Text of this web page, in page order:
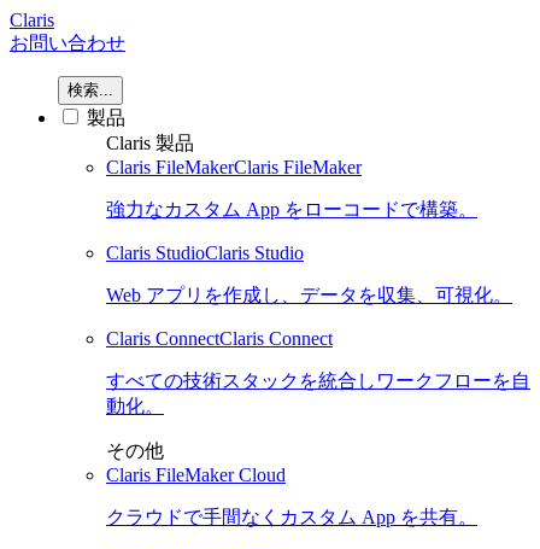
Claris
お問い合わせ
検索...
製品
Claris 製品
Claris FileMakerClaris FileMaker
強力なカスタム App をローコードで構築。
Claris StudioClaris Studio
Web アプリを作成し、データを収集、可視化。
Claris ConnectClaris Connect
すべての技術スタックを統合しワークフローを自
動化。
その他
Claris FileMaker Cloud
クラウドで手間なくカスタム App を共有。